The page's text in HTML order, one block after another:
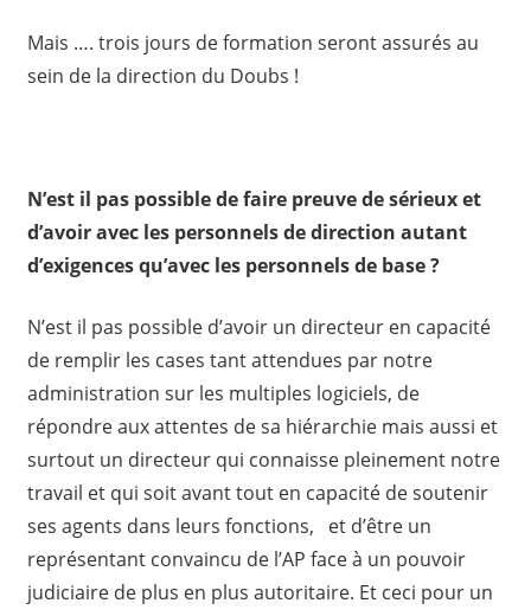
Mais …. trois jours de formation seront assurés au
sein de la direction du Doubs !
N’est il pas possible de faire preuve de sérieux et
d’avoir avec les personnels de direction autant
d’exigences qu’avec les personnels de base ?
N’est il pas possible d’avoir un directeur en capacité
de remplir les cases tant attendues par notre
administration sur les multiples logiciels, de
répondre aux attentes de sa hiérarchie mais aussi et
surtout un directeur qui connaisse pleinement notre
travail et qui soit avant tout en capacité de soutenir
ses agents dans leurs fonctions, et d’être un
représentant convaincu de l’AP face à un pouvoir
judiciaire de plus en plus autoritaire. Et ceci pour un